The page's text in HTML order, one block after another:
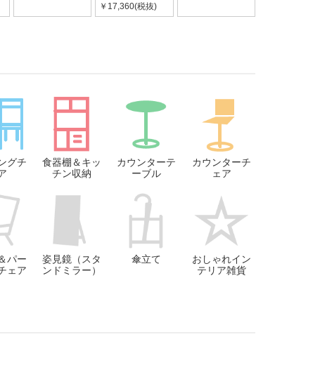
￥17,360(税抜)
グチ
食器棚＆キッ
チン収納
カウンターテ
ーブル
カウンターチ
ェア
パー
ェア
姿見鏡（スタ
ンドミラー）
傘立て
おしゃれイン
テリア雑貨